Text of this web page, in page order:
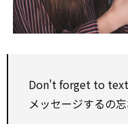
Don't forget to
メッセージするの